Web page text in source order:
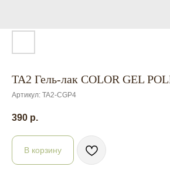
TA2 Гель-лак COLOR GEL
Артикул: TA2-CGP4
390 р.
В корзину